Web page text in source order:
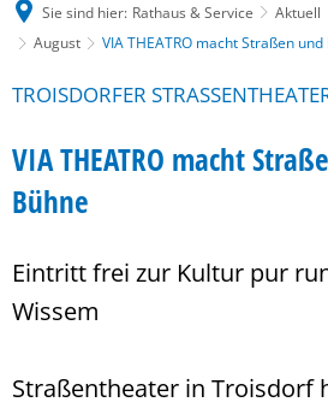
Sie sind hier: Rathaus & Service Aktuell
August
VIA THEATRO macht Straßen
TROISDORFER
VIA THEATRO macht
Bühne
Eintritt frei zur Kultur pur
Wissem
Straßentheater in Troisdorf